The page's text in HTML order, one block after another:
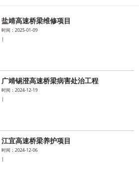
盐靖高速桥梁维修项目
时间：2025-01-09
|
广靖锡澄高速桥梁病害处治工程
时间：2024-12-19
|
江宜高速桥梁养护项目
时间：2024-12-06
|